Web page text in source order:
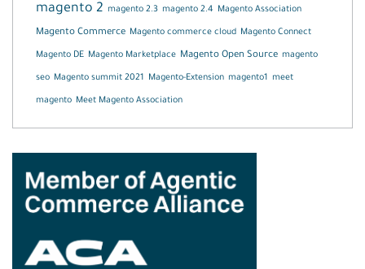
Kontakt
Shop
magento 2 magento 2.3 magento 2.4 Magento Association
Magento Commerce Magento commerce cloud Magento Connect
Magento DE Magento Marketplace Magento Open Source magento
seo Magento summit 2021 Magento-Extension magento1 meet
magento Meet Magento Association